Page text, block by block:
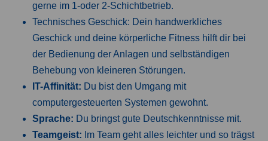
gerne im 1-oder 2-Schichtbetrieb.
Technisches Geschick: Dein handwerkliches
Geschick und deine körperliche Fitness hilft dir bei
der Bedienung der Anlagen und selbständigen
Behebung von kleineren Störungen.
IT-Affinität: Du bist den Umgang mit
computergesteuerten Systemen gewohnt.
Sprache: Du bringst gute Deutschkenntnisse mit.
Teamgeist: Im Team geht alles leichter und so trägst